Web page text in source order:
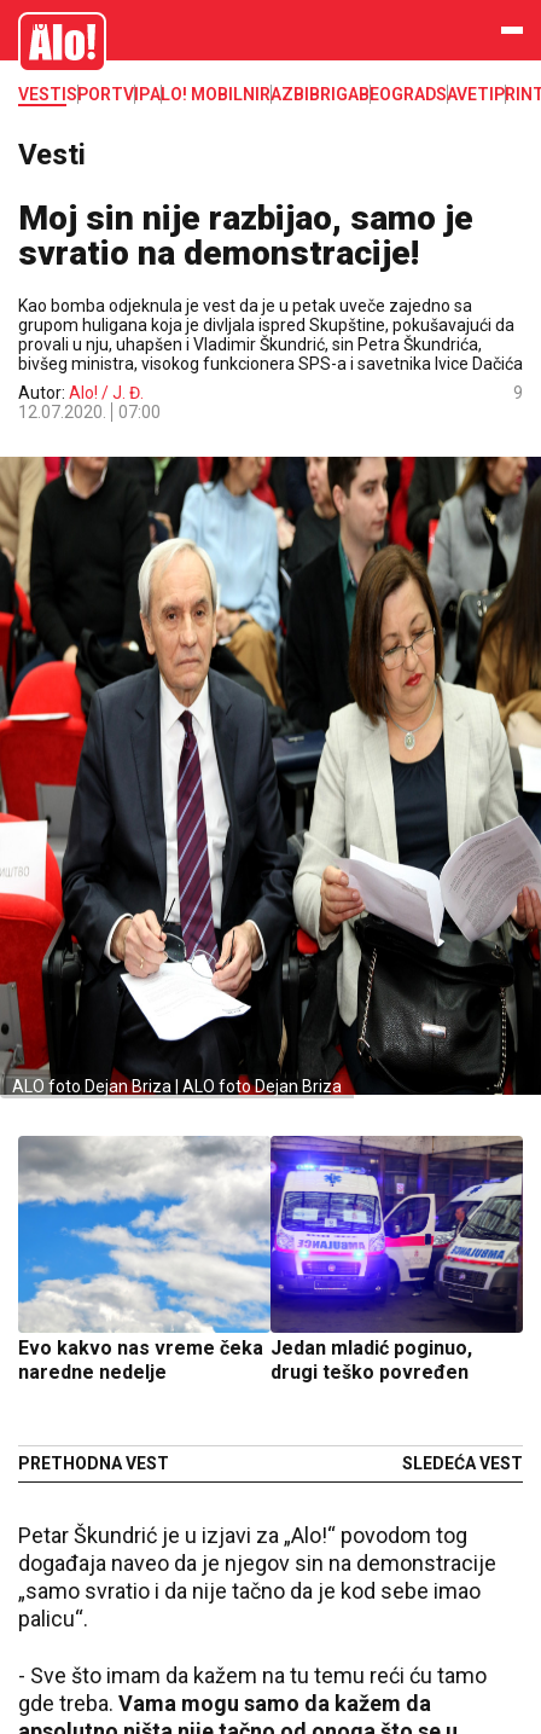
Alo
VESTI SPORTVIPALO! MOBILNI RAZBIBRIGABEOGRADSAVETI
Vesti
Moj sin nije razbijao, samo je
svratio na demonstracije!
Kao bomba odjeknula je vest da je u petak uveče zajedno sa
grupom huligana koja je divljala ispred Skupštine, pokušavajući da
provali u nju, uhapšen i Vladimir Škundrić, sin Petra Škundrića,
bivšeg ministra, visokog funkcionera SPS-a i savetnika Ivice Dačića
Autor: Alo! / J. Đ.
12.07.2020.
07:00
9
ALO foto Dejan Briza | ALO foto Dejan Briza
Evo kakvo nas vreme čeka
naredne nedelje
PRETHODNA VEST
Jedan mladić poginuo,
drugi teško povređen
SLEDEĆA VEST
Petar Škundrić je u izjavi za „Alo!“ povodom tog
događaja naveo da je njegov sin na demonstracije
„samo svratio i da nije tačno da je kod sebe imao
palicu“.
- Sve što imam da kažem na tu temu reći ću tamo
gde treba. Vama mogu samo da kažem da